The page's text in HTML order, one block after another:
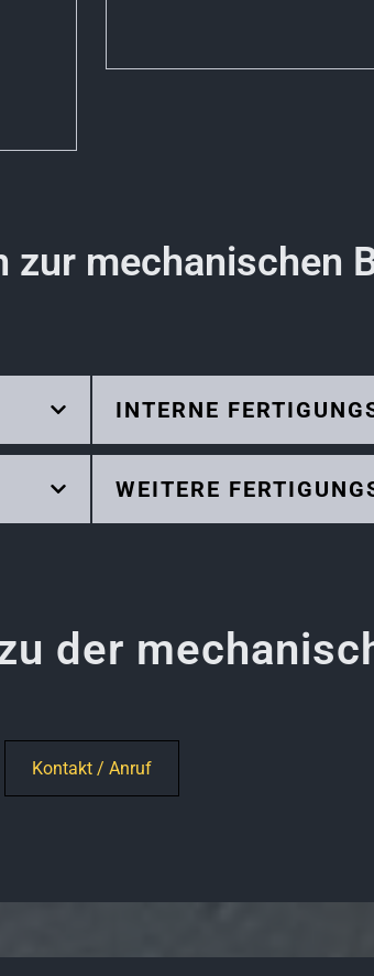
zur mechanischen
INTERNE
WEITERE
der
Kontakt / Anruf